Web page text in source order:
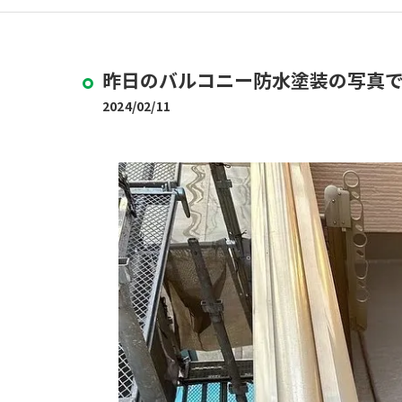
昨日のバルコニー防水塗装の写真
2024/02/11